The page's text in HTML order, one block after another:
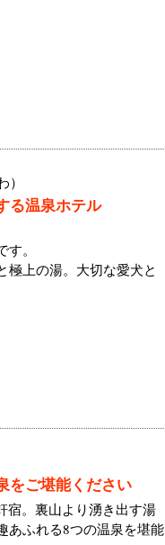
る温泉ホテル
。
極上の湯。大切な愛犬と
をご堪能ください
宿。裏山より湧き出す湯
あふれる8つの温泉を堪能